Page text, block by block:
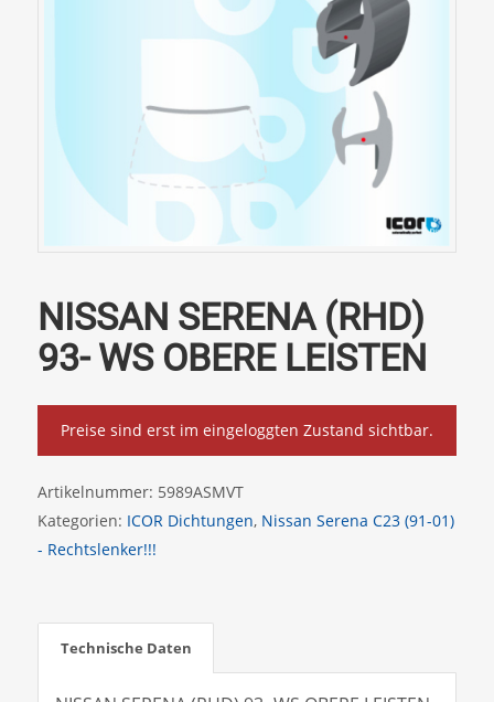
NISSAN SERENA (RHD)
93- WS OBERE LEISTEN
Preise sind erst im eingeloggten Zustand sichtbar.
Artikelnummer: 5989ASMVT
Kategorien: ICOR Dichtungen, Nissan Serena C23 (91-01)
- Rechtslenker!!!
Technische Daten